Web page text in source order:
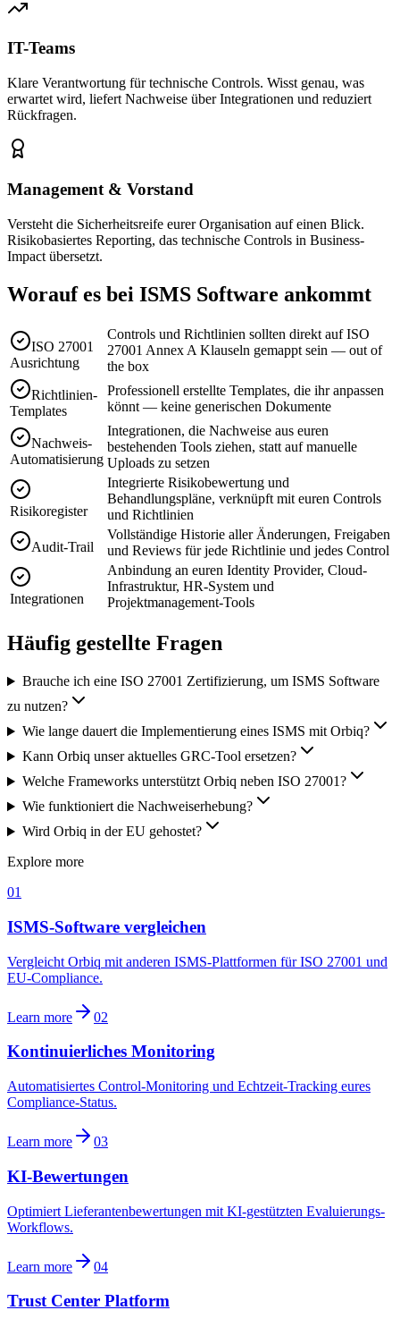
IT-Teams
Klare Verantwortung für technische Controls. Wisst genau, was
erwartet wird, liefert Nachweise über Integrationen und reduziert
Rückfragen.
Management & Vorstand
Versteht die Sicherheitsreife eurer Organisation auf einen Blick.
Risikobasiertes Reporting, das technische Controls in Business-
Impact übersetzt.
Worauf es bei ISMS Software ankommt
ISO 27001
Ausrichtung
Controls und Richtlinien sollten direkt auf ISO
27001 Annex A Klauseln gemappt sein — out of
the box
Richtlinien-
Templates
Professionell erstellte Templates, die ihr anpassen
könnt — keine generischen Dokumente
Nachweis-
Automatisierung
Integrationen, die Nachweise aus euren
bestehenden Tools ziehen, statt auf manuelle
Uploads zu setzen
Risikoregister
Integrierte Risikobewertung und
Behandlungspläne, verknüpft mit euren Controls
und Richtlinien
Audit-Trail
Vollständige Historie aller Änderungen, Freigaben
und Reviews für jede Richtlinie und jedes Control
Integrationen
Anbindung an euren Identity Provider, Cloud-
Infrastruktur, HR-System und
Projektmanagement-Tools
Häufig gestellte Fragen
Brauche ich eine ISO 27001 Zertifizierung, um ISMS Software
zu nutzen?
Wie lange dauert die Implementierung eines ISMS mit Orbiq?
Kann Orbiq unser aktuelles GRC-Tool ersetzen?
Welche Frameworks unterstützt Orbiq neben ISO 27001?
Wie funktioniert die Nachweiserhebung?
Wird Orbiq in der EU gehostet?
Explore more
01
ISMS-Software vergleichen
Vergleicht Orbiq mit anderen ISMS-Plattformen für ISO 27001 und
EU-Compliance.
Learn more 02
Kontinuierliches Monitoring
Automatisiertes Control-Monitoring und Echtzeit-Tracking eures
Compliance-Status.
Learn more 03
KI-Bewertungen
Optimiert Lieferantenbewertungen mit KI-gestützten Evaluierungs-
Workflows.
Learn more 04
Trust Center Platform